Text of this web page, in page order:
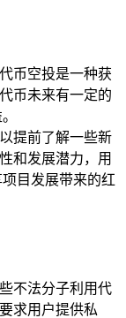
币空投是一种获
币未来有一定的
提前了解一些新
和发展潜力，用
目发展带来的红
不法分子利用代
求用户提供私